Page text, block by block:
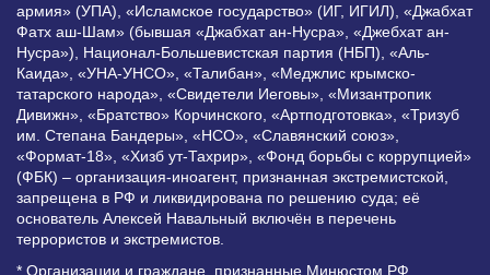
армия» (УПА), «Исламское государство» (ИГ, ИГИЛ), «Джабхат
Фатх аш-Шам» (бывшая «Джабхат ан-Нусра», «Джебхат ан-
Нусра»), Национал-Большевистская партия (НБП), «Аль-
Каида», «УНА-УНСО», «Талибан», «Меджлис крымско-
татарского народа», «Свидетели Иеговы», «Мизантропик
Дивижн», «Братство» Корчинского, «Артподготовка», «Тризуб
им. Степана Бандеры», «НСО», «Славянский союз»,
«Формат-18», «Хизб ут-Тахрир», «Фонд борьбы с коррупцией»
(ФБК) – организация-иноагент, признанная экстремистской,
запрещена в РФ и ликвидирована по решению суда; её
основатель Алексей Навальный включён в перечень
террористов и экстремистов.
* Организации и граждане, признанные Минюстом РФ